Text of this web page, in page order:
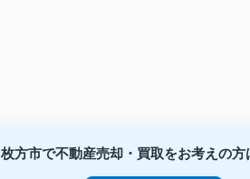
枚方市で不動産売却・買取をお考えの方